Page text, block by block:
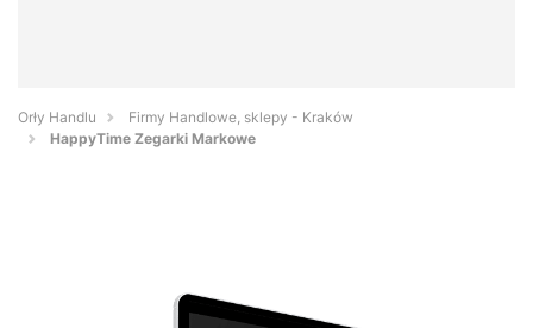
Orły Handlu
Firmy Handlowe, sklepy - Kraków
HappyTime Zegarki Markowe